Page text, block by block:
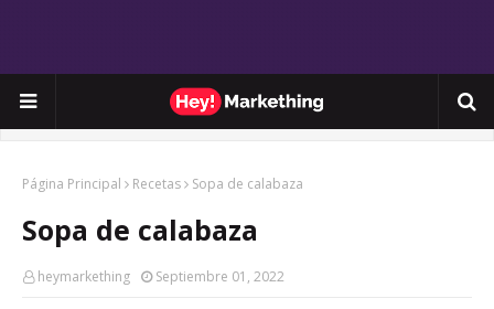
Página Principal Recetas Sopa de calabaza
Sopa de calabaza
heymarkething Septiembre 01, 2022